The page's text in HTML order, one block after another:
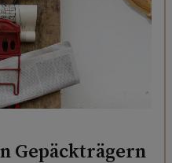
Gepäckträgern